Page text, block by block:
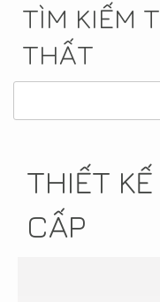
TÌM KIẾM
THẤT
THIẾT
CẤP